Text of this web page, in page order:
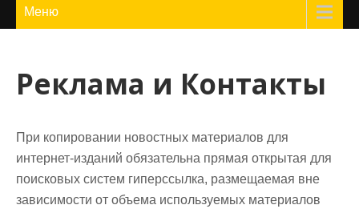
Меню
Реклама и Контакты
При копировании новостных материалов для
интернет-изданий обязательна прямая открытая для
поисковых систем гиперссылка, размещаемая вне
зависимости от объема используемых материалов